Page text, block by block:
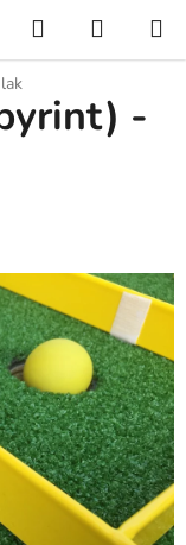
Hledat
KOŠÍK
-